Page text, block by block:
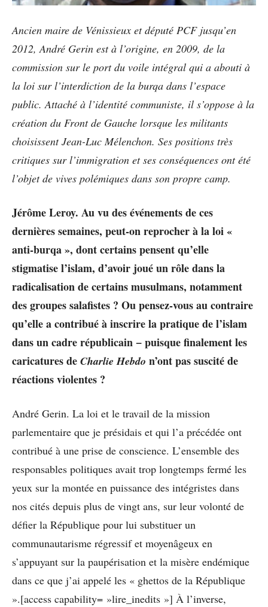
Ancien maire de Vénissieux et député PCF jusqu’en
2012, André Gerin est à l’origine, en 2009, de la
commission sur le port du voile intégral qui a abouti à
la loi sur l’interdiction de la burqa dans l’espace
public. Attaché à l’identité communiste, il s’oppose à la
création du Front de Gauche lorsque les militants
choisissent Jean-Luc Mélenchon. Ses positions très
critiques sur l’immigration et ses conséquences ont été
l’objet de vives polémiques dans son propre camp.
Jérôme Leroy. Au vu des événements de ces
dernières semaines, peut-on reprocher à la loi «
anti-burqa », dont certains pensent qu’elle
stigmatise l’islam, d’avoir joué un rôle dans la
radicalisation de certains musulmans, notamment
des groupes salafistes ? Ou pensez-vous au contraire
qu’elle a contribué à inscrire la pratique de l’islam
dans un cadre républicain − puisque finalement les
caricatures de Charlie Hebdo n’ont pas suscité de
réactions violentes ?
André Gerin. La loi et le travail de la mission
parlementaire que je présidais et qui l’a précédée ont
contribué à une prise de conscience. L’ensemble des
responsables politiques avait trop longtemps fermé les
yeux sur la montée en puissance des intégristes dans
nos cités depuis plus de vingt ans, sur leur volonté de
défier la République pour lui substituer un
communautarisme régressif et moyenâgeux en
s’appuyant sur la paupérisation et la misère endémique
dans ce que j’ai appelé les « ghettos de la République
».[access capability= »lire_inedits »] À l’inverse,